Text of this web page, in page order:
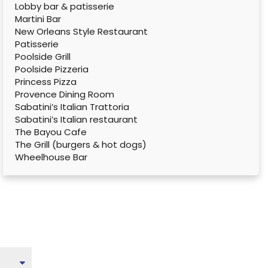
Lobby bar & patisserie
Martini Bar
New Orleans Style Restaurant
Patisserie
Poolside Grill
Poolside Pizzeria
Princess Pizza
Provence Dining Room
Sabatini’s Italian Trattoria
Sabatini’s Italian restaurant
The Bayou Cafe
The Grill (burgers & hot dogs)
Wheelhouse Bar